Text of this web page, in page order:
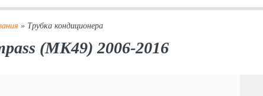
» Трубка кондиционера
(MK49) 2006-2016